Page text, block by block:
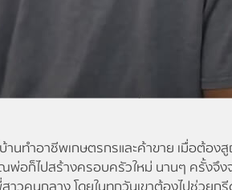
ทำอาชีพเกษตรกรและค้าขาย เมื่อต้อง
พ่อก็ไปสร้างครอบครัวใหม่ นานๆ ครั้งจึง
วคนกลาง โดยในทุกวันเขาต้องไปช่วยก